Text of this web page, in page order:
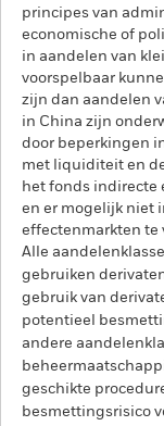
principes van
economische of
in aandelen van
voorspelbaar
zijn dan aandelen
in China zijn
door beperkingen
met liquiditeit en
het fonds indirecte
en er mogelijk niet
effectenmarkten te
Alle
gebruiken
gebruik van
potentieel
andere
geschikte
besmettingsrisico